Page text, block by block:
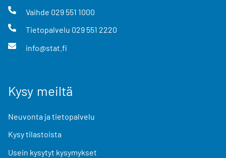
Vaihde 029 551 1000
Tietopalvelu 029 551 2220
info@stat.fi
Kysy meiltä
Neuvonta ja tietopalvelu
Kysy tilastoista
Usein kysytyt kysymykset